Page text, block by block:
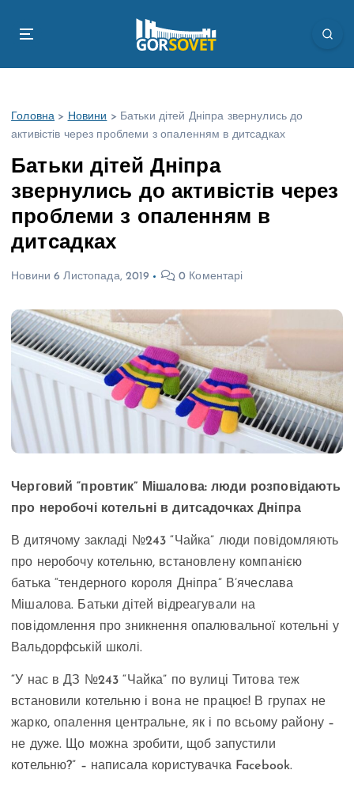
Головна > Новини > Батьки дітей Дніпра звернулись до
активістів через проблеми з опаленням в дитсадках
Батьки дітей Дніпра
звернулись до активістів через
проблеми з опаленням в
дитсадках
Новини 6 Листопада, 2019 0 Коментарі
Черговий “провтик” Мішалова: люди розповідають
про неробочі котельні в дитсадочках Дніпра
В дитячому закладі №243 “Чайка” люди повідомляють
про неробочу котельню, встановлену компанією
батька “тендерного короля Дніпра” В’ячеслава
Мішалова. Батьки дітей відреагували на
повідомлення про зникнення опалювальної котельні у
Вальдорфській школі.
“У нас в ДЗ №243 “Чайка” по вулиці Титова теж
встановили котельню і вона не працює! В групах не
жарко, опалення центральне, як і по всьому району –
не дуже. Що можна зробити, щоб запустили
котельню?” – написала користувачка Facebook.